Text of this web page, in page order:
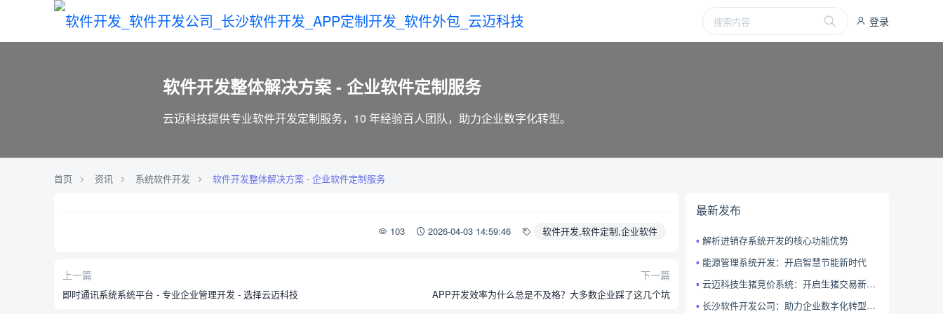
登录
软件开发整体解决方案 - 企业软件定制服务
云迈科技提供专业软件开发定制服务，10 年经验百人团队，助力企业数字化转型。
首页 资讯 系统软件开发 软件开发整体解决方案 - 企业软件定制服务
103 2026-04-03 14:59:46 软件开发,软件定制,企业软件
上一篇
即时通讯系统系统平台 - 专业企业管理开发 - 选择云迈科技
下一篇
APP开发效率为什么总是不及格？大多数企业踩了这几个坑
最新发布
解析进销存系统开发的核心功能优势​
能源管理系统开发：开启智慧节能新时代​
云迈科技生猪竞价系统：开启生猪交易新时代​
长沙软件开发公司：助力企业数字化转型的卓越之选